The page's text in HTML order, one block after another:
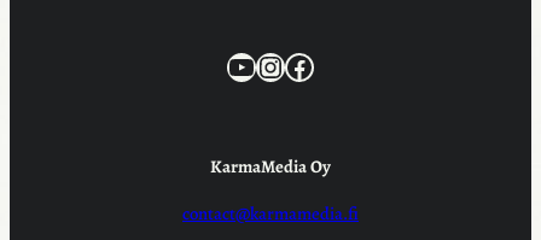
KarmaMedia YouTube
Instagram
Facebook
KarmaMedia Oy
contact@karmamedia.fi